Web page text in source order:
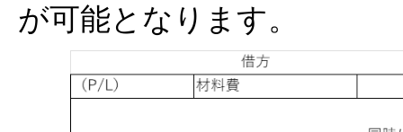
が可能となります。